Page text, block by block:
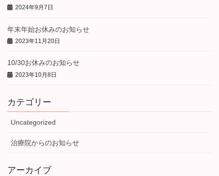
2024年9月7日
年末年始お休みのお知らせ
2023年11月20日
10/30お休みのお知らせ
2023年10月8日
カテゴリー
Uncategorized
治療院からのお知らせ
アーカイブ